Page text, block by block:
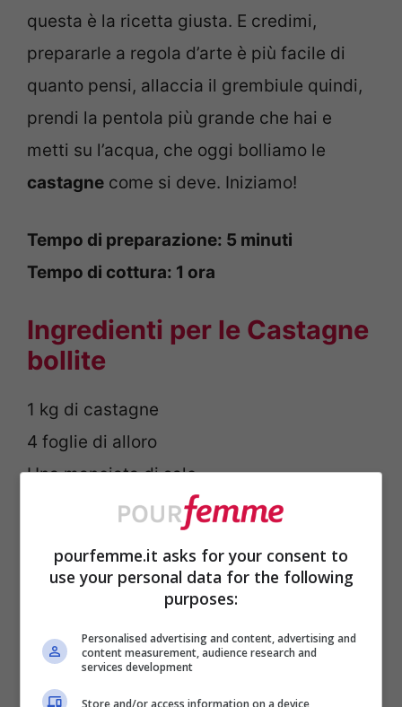
questa è la ricetta giusta. E credimi,
prepararle a regola d’arte è più facile di
quanto pensi, allaccia il grembiule quindi,
prendi la pentola più grande che hai e
metti su l’acqua, che oggi bolliamo le
castagne come si deve. Iniziamo!
Tempo di preparazione: 5 minuti
Tempo di cottura: 1 ora
Ingredienti per le Castagne
bollite
1 kg di castagne
4 foglie di alloro
Una manciata di sale
COME SI PREPARANO LE
CASTAGNE BOLLITE
Per una ricetta perfetta ovviamente
lecastagnedevono essere
impeccabili. Parti quindi sempre
pourfemme.it asks for your consent to
use your personal data for the following
purposes:
Personalised advertising and content, advertising and
content measurement, audience research and
services development
Store and/or access information on a device